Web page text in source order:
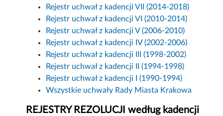
Rejestr uchwał z kadencji VII (2014-2018)
Rejestr uchwał z kadencji VI (2010-2014)
Rejestr uchwał z kadencji V (2006-2010)
Rejestr uchwał z kadencji IV (2002-2006)
Rejestr uchwał z kadencji III (1998-2002)
Rejestr uchwał z kadencji II (1994-1998)
Rejestr uchwał z kadencji I (1990-1994)
Wszystkie uchwały Rady Miasta Krakowa
REJESTRY REZOLUCJI według kadencji